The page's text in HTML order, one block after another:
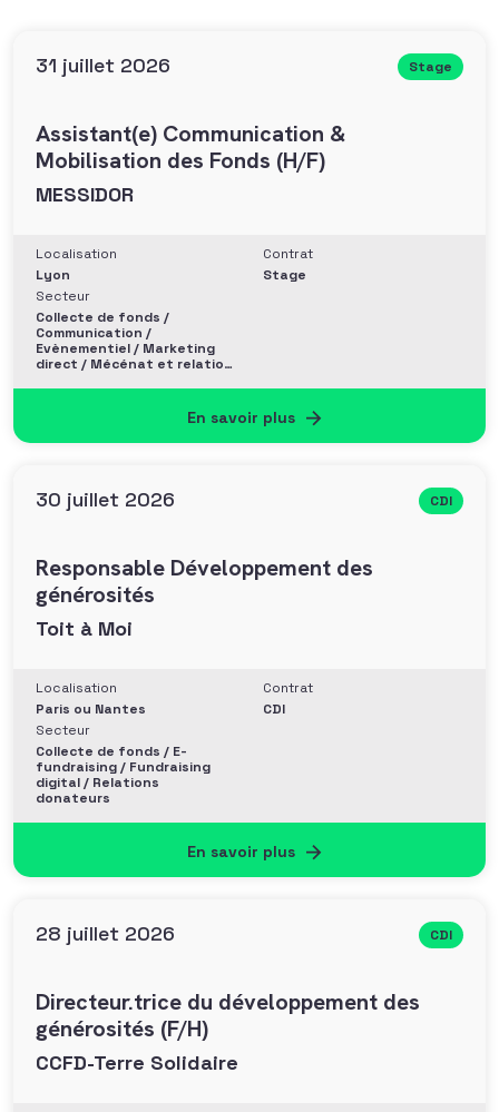
31 juillet 2026 Stage
Assistant(e) Communication &
Mobilisation des Fonds (H/F)
MESSIDOR
Localisation
Lyon
Secteur
Collecte de fonds /
Communication /
Evènementiel / Marketing
direct / Mécénat et relation
Contrat
Stage
En savoir plus
30 juillet 2026 CDI
Responsable Développement des
générosités
Toit à Moi
Localisation
Paris ou Nantes
Secteur
Collecte de fonds / E-
fundraising / Fundraising
digital / Relations
donateurs
Contrat
CDI
En savoir plus
28 juillet 2026 CDI
Directeur.trice du développement des
générosités (F/H)
CCFD-Terre Solidaire